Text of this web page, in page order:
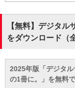
移動もできるので。
天吊だとやっぱりス
そうですね、お安
も設置するのに工事
んで、天井から金具
ーとスタンドを組み
ていうふうにできま
【無料】デジタル
をダウンロード（
2025年版「デジタ
の1冊に。」を無料